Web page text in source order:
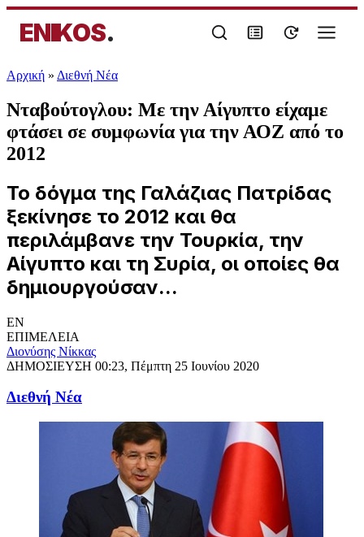
ENIKOS.
Αρχική » Διεθνή Νέα
Νταβούτογλου: Με την Αίγυπτο είχαμε
φτάσει σε συμφωνία για την ΑΟΖ από το
2012
Το δόγμα της Γαλάζιας Πατρίδας
ξεκίνησε το 2012 και θα
περιλάμβανε την Τουρκία, την
Αίγυπτο και τη Συρία, οι οποίες θα
δημιουργούσαν...
EN
ΕΠΙΜΕΛΕΙΑ
Διονύσης Νίκκας
ΔΗΜΟΣΙΕΥΣΗ 00:23, Πέμπτη 25 Ιουνίου 2020
Διεθνή Νέα